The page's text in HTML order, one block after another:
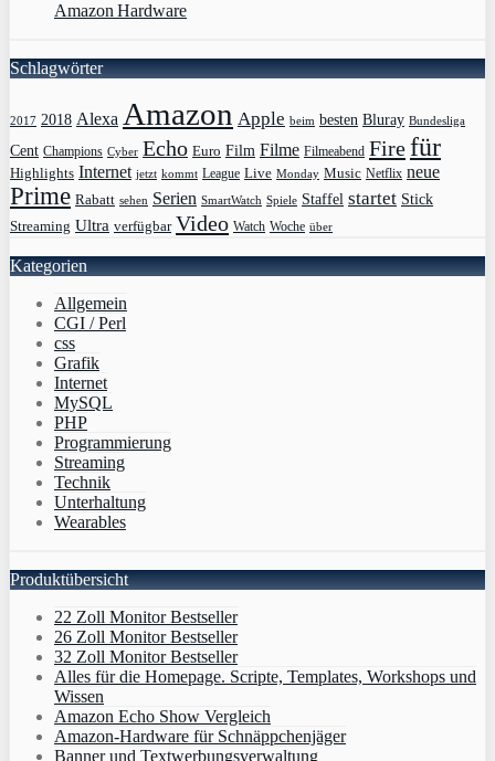
Amazon Hardware
Schlagwörter
2017 2018 Alexa Amazon Apple beim besten Bluray Bundesliga
Cent Champions Cyber Echo Euro Film Filme Filmeabend Firefür
Highlights Internet jetzt kommt League Live Monday Music Netflix neue
Prime Rabatt sehen Serien SmartWatch Spiele Staffel startet Stick
Streaming Ultra verfügbar Video Watch Woche über
Kategorien
Allgemein
CGI / Perl
css
Grafik
Internet
MySQL
PHP
Programmierung
Streaming
Technik
Unterhaltung
Wearables
Produktübersicht
22 Zoll Monitor Bestseller
26 Zoll Monitor Bestseller
32 Zoll Monitor Bestseller
Alles für die Homepage. Scripte, Templates, Workshops und
Wissen
Amazon Echo Show Vergleich
Amazon-Hardware für Schnäppchenjäger
Banner und Textwerbungsverwaltung